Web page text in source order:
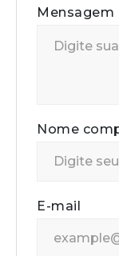
Mensagem
Nome
E-mail